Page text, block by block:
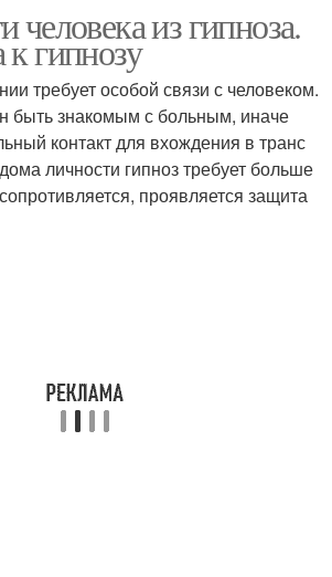
человека из гипноза.
гипнозу
требует особой связи с человеком.
быть знакомым с больным, иначе
контакт для вхождения в транс
личности гипноз требует больше
проявляется защита